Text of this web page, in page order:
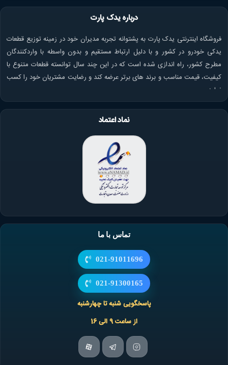
درباره یدک پارت
فروشگاه اینترنتی یدک پارت به پشتوانه تجربه مدیران خود در زمینه توزیع قطعات
یدکی خودرو در کشور و با دلیل ارتباط مستقیم و بدون واسطه با واردکنندگان
مطرح کشور، راه اندازی شده است که در این چند سال توانسته قطعات متنوع با
کیفیت، قیمت مناسب و برند های برتر عرضه کند و رضایت مشتریان خود را کسب
نماید.
نماد اعتماد
تماس با ما
021-91011696
021-91300165
پاسخگویی شنبه تا چهارشنبه
از ساعت 9 الی 16